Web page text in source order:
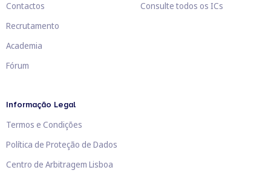
Contactos
Recrutamento
Academia
Fórum
Consulte todos os ICs
Informação Legal
Termos e Condições
Política de Proteção de Dados
Centro de Arbitragem Lisboa